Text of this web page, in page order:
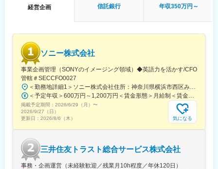
ューション提供に意欲を有する人材
・社内の各部署と円滑なコミュニケーションを図ることができる
■当社の特徴
みずほ信託銀行はみずほフィナンシャルグループの一員として、
グループ各社と連携したワンストップの高度なサービスを提供す
ることで、皆さまに高い評価をいただいております。
常にマーケットに受け入れられる商品開発や、国内外を問わずお
客さまの幅広い金融ニーズへ的確かつ
スピーディにお応えすることで、お客さまや経済・社会の豊かな
未来につなげてまいります。
経営企画 信託銀行 年収350万円～
ソニー株式会社
事業企画管理（SONYのイメージング領域）◆英語力を活かす/CFO
管轄＃SECCFO0027
＜勤務地詳細1＞ソニー株式会社住所：神奈川県横浜市西区みなとみらい5-1-1 受動喫煙対策：屋内全面禁煙＜勤務地詳細2＞ソニーシティ大崎住所：東京都品川区大崎2-10-1 勤務地最寄駅：JR線／大崎駅受動喫煙対策：屋内全面禁煙変更の範囲：会社の定める事業所（リモートワーク含む）
＜予定年収＞600万円～1,200万円＜賃金形態＞月給制＜賃金内訳＞月額（基本給）：350,000円～500,000円＜月給＞350,000円～500,000円＜昇給有無＞有＜残業手当＞有＜給与補足＞※年収は経験や能力を考慮の上、当社規定により決定します。賃金はあくまでも目安の金額であり、選考を通じて上下する可能性があります。月給(月額)は固定手当を含めた表記です。
掲載予定期間： 2026/6/29（月） 〜
2026/9/27（日）
更新日： 2026/8/6（木） 気になる
三井住友トラスト総合サービス株式会社
事務・企画運営（未経験歓迎／残業月10h程度／年休120日）